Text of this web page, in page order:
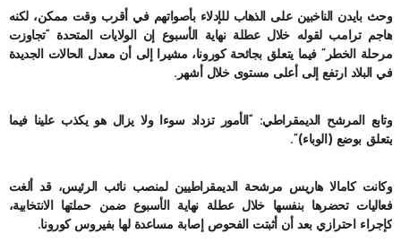
وحث بايدن الناخبين على الذهاب للإدلاء بأصواتهم في أقرب وقت ممكن، لكنه
هاجم ترامب لقوله خلال عطلة نهاية الأسبوع إن الولايات المتحدة “تجاوزت
مرحلة الخطر” فيما يتعلق بجائحة كورونا، مشيرا إلى أن معدل الحالات الجديدة
في البلاد ارتفع إلى أعلى مستوى خلال أشهر.
وتابع المرشح الديمقراطي: “الأمور تزداد سوءا ولا يزال هو يكذب علينا فيما
يتعلق بوضع (الوباء)”.
وكانت كامالا هاريس مرشحة الديمقراطيين لمنصب نائب الرئيس، قد ألغت
فعاليات تحضرها بنفسها خلال عطلة نهاية الأسبوع ضمن حملتها الانتخابية،
كإجراء احترازي بعد أن أثبتت الفحوص إصابة مساعدة لها بفيروس كورونا.